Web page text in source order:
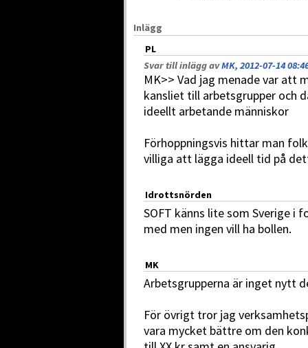
Inlägg
PL
Svar till inlägg avMK, 2012-07-14
MK>> Vad jag menade var att
kansliet till arbetsgrupper och
ideellt arbetande människor
Förhoppningsvis hittar man
villiga att lägga ideell tid på
Idrottsnörden
SOFT känns lite som Sverige i
med men ingen vill ha bollen.
MK
Arbetsgrupperna är inget nytt
För övrigt tror jag
vara mycket bättre om den